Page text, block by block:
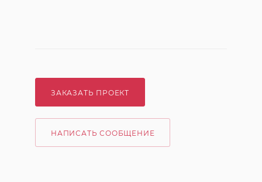
ЗАКАЗАТЬ ПРОЕКТ
НАПИСАТЬ СООБЩЕНИЕ